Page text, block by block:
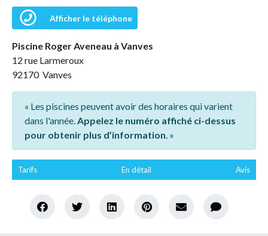
Afficher le téléphone
Piscine Roger Aveneau à Vanves
12 rue Larmeroux
92170 Vanves
« Les piscines peuvent avoir des horaires qui varient
dans l'année.Appelez le numéro affiché ci-dessus
pour obtenir plus d’information. »
Tarifs En détail Avis